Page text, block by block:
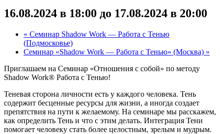
16.08.2024 в 18:00 до 17.08.2024 в 20:00
« Семинар Shadow Work — Работа с Тенью
(Подмосковье)
Семинар «Shadow Work — Работа с Тенью» (Москва) »
Приглашаем на Семинар «Отношения с собой» по методу
Shadow Work®️ Работа с Тенью!
Теневая сторона личности есть у каждого человека. Тень
содержит бесценные ресурсы для жизни, а иногда создает
препятствия на пути к желаемому. На семинаре мы расскажем,
как определить Тень и что с этим делать. Интеграция Тени
помогает человеку стать более целостным, зрелым и мудрым.